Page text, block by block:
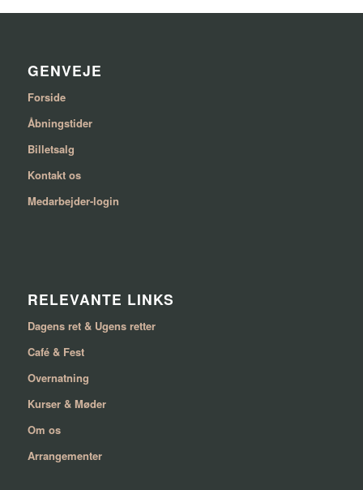
GENVEJE
Forside
Åbningstider
Billetsalg
Kontakt os
Medarbejder-login
RELEVANTE LINKS
Dagens ret & Ugens retter
Café & Fest
Overnatning
Kurser & Møder
Om os
Arrangementer